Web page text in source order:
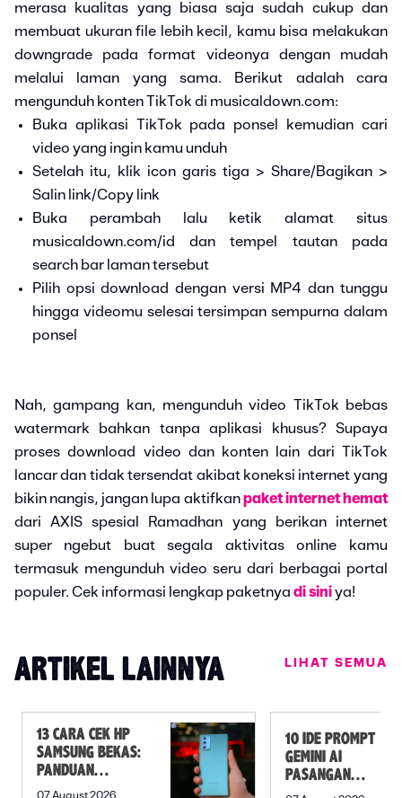
merasa kualitas yang biasa saja sudah cukup dan
membuat ukuran file lebih kecil, kamu bisa melakukan
downgrade pada format videonya dengan mudah
melalui laman yang sama. Berikut adalah cara
mengunduh konten TikTok di musicaldown.com:
Buka aplikasi TikTok pada ponsel kemudian cari
video yang ingin kamu unduh
Setelah itu, klik icon garis tiga > Share/Bagikan >
Salin link/Copy link
Buka perambah lalu ketik alamat situs
musicaldown.com/id dan tempel tautan pada
search bar laman tersebut
Pilih opsi download dengan versi MP4 dan tunggu
hingga videomu selesai tersimpan sempurna dalam
ponsel
Nah, gampang kan, mengunduh video TikTok bebas
watermark bahkan tanpa aplikasi khusus? Supaya
proses download video dan konten lain dari TikTok
lancar dan tidak tersendat akibat koneksi internet yang
bikin nangis, jangan lupa aktifkanpaket internet hemat
dari AXIS spesial Ramadhan yang berikan internet
super ngebut buat segala aktivitas online kamu
termasuk mengunduh video seru dari berbagai portal
populer. Cek informasi lengkap paketnya di siniya!
ARTIKEL LAINNYA LIHAT SEMUA
13 CARA CEK HP
SAMSUNG BEKAS:
PANDUAN
SEBELUM
07 August 2026
10 IDE PROMPT
GEMINI AI
PASANGAN
PREWEDDING